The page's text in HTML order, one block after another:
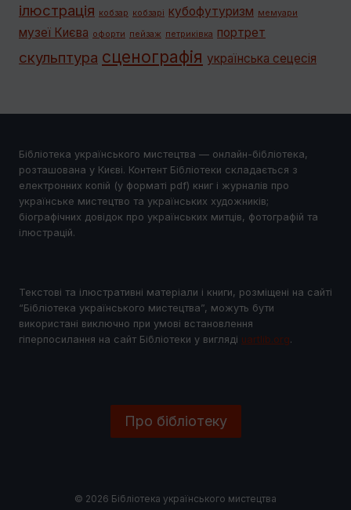
ілюстрація кобзар кобзарі кубофутуризм мемуари
музеї Києва офорти пейзаж петриківка портрет
скульптура сценографія українська сецесія
Бібліотека українського мистецтва — онлайн-бібліотека,
розташована у Києві. Контент Бібліотеки складається з
електронних копій (у форматі pdf) книг і журналів про
українське мистецтво та українських художників;
біографічних довідок про українських митців, фотографій та
ілюстрацій.
Текстові та ілюстративні матеріали і книги, розміщені на сайті
“Бібліотека українського мистецтва”, можуть бути
використані виключно при умові встановлення
гіперпосилання на сайт Бібліотеки у виглядi uartlib.org.
Про бібліотеку
© 2026 Бібліотека українського мистецтва